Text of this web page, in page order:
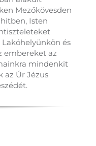
Mezőkövesden
Isten
és
embereket az
mindenkit
az Úr Jézus